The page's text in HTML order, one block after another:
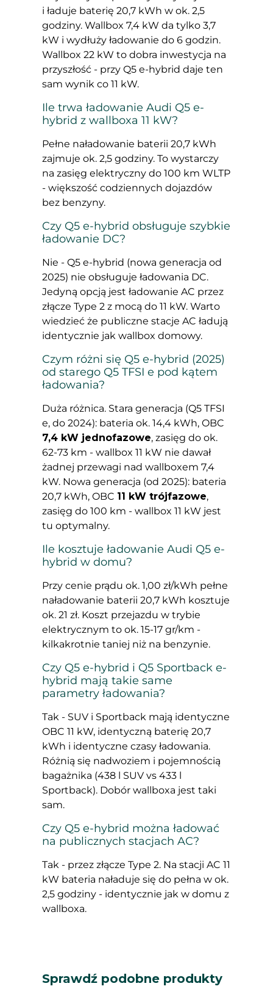
i ładuje baterię 20,7 kWh w ok. 2,5
godziny. Wallbox 7,4 kW da tylko 3,7
kW i wydłuży ładowanie do 6 godzin.
Wallbox 22 kW to dobra inwestycja na
przyszłość - przy Q5 e-hybrid daje ten
sam wynik co 11 kW.
Ile trwa ładowanie Audi Q5 e-
hybrid z wallboxa 11 kW?
Pełne naładowanie baterii 20,7 kWh
zajmuje ok. 2,5 godziny. To wystarczy
na zasięg elektryczny do 100 km WLTP
- większość codziennych dojazdów
bez benzyny.
Czy Q5 e-hybrid obsługuje szybkie
ładowanie DC?
Nie - Q5 e-hybrid (nowa generacja od
2025) nie obsługuje ładowania DC.
Jedyną opcją jest ładowanie AC przez
złącze Type 2 z mocą do 11 kW. Warto
wiedzieć że publiczne stacje AC ładują
identycznie jak wallbox domowy.
Czym różni się Q5 e-hybrid (2025)
od starego Q5 TFSI e pod kątem
ładowania?
Duża różnica. Stara generacja (Q5 TFSI
e, do 2024): bateria ok. 14,4 kWh, OBC
7,4 kW jednofazowe, zasięg do ok.
62-73 km - wallbox 11 kW nie dawał
żadnej przewagi nad wallboxem 7,4
kW. Nowa generacja (od 2025): bateria
20,7 kWh, OBC 11 kW trójfazowe,
zasięg do 100 km - wallbox 11 kW jest
tu optymalny.
Ile kosztuje ładowanie Audi Q5 e-
hybrid w domu?
Przy cenie prądu ok. 1,00 zł/kWh pełne
naładowanie baterii 20,7 kWh kosztuje
ok. 21 zł. Koszt przejazdu w trybie
elektrycznym to ok. 15-17 gr/km -
kilkakrotnie taniej niż na benzynie.
Czy Q5 e-hybrid i Q5 Sportback e-
hybrid mają takie same
parametry ładowania?
Tak - SUV i Sportback mają identyczne
OBC 11 kW, identyczną baterię 20,7
kWh i identyczne czasy ładowania.
Różnią się nadwoziem i pojemnością
bagażnika (438 l SUV vs 433 l
Sportback). Dobór wallboxa jest taki
sam.
Czy Q5 e-hybrid można ładować
na publicznych stacjach AC?
Tak - przez złącze Type 2. Na stacji AC 11
kW bateria naładuje się do pełna w ok.
2,5 godziny - identycznie jak w domu z
wallboxa.
Sprawdź podobne produkty